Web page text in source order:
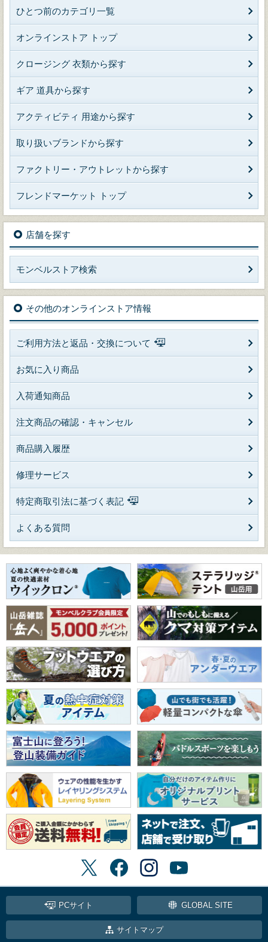
ひとつ前のカテゴリ一覧
オンラインストア トップ
クロージング 衣類から探す
ギア 道具から探す
アクティビティ 用途から探す
取り扱いブランドから探す
ファクトリー・アウトレットから探す
フレンドマーケット トップ
店舗を探す
モンベルストア検索
その他のオンラインストア情報
ご利用方法と返品・交換について
お気に入り商品
入荷通知商品
注文商品の確認・キャンセル
商品購入履歴
修理サービス
特定商取引法に基づく表記
よくある質問
PCサイト GLOBAL SITE
サイトマップ